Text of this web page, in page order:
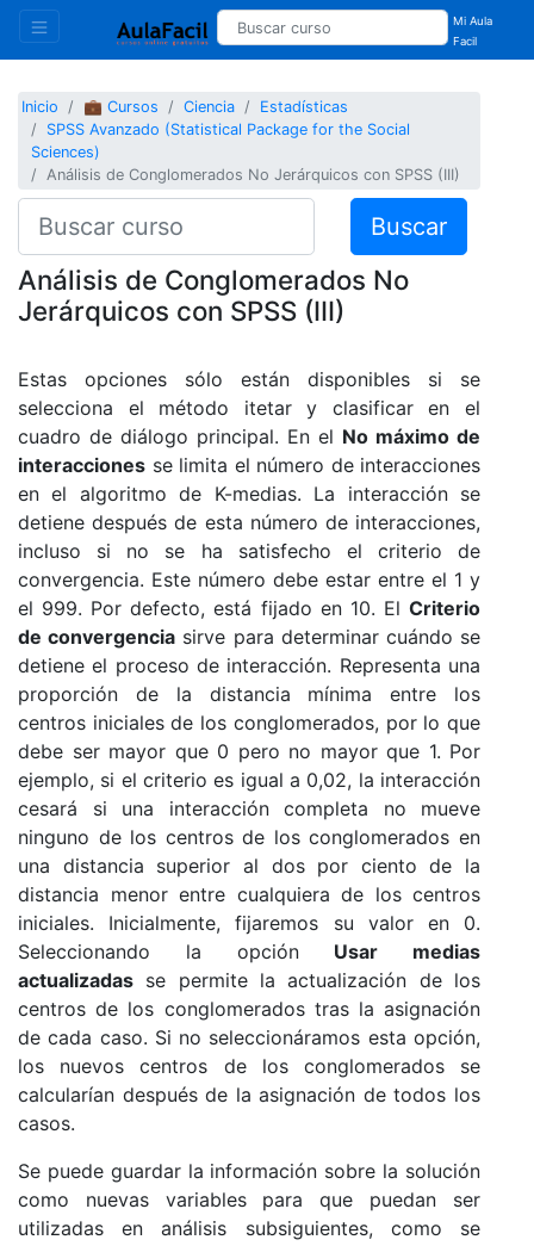
Mi Aula
Facil
Inicio 💼 Cursos Ciencia
Estadísticas
SPSS Avanzado (Statistical Package for the Social
Sciences)
Análisis de Conglomerados No Jerárquicos con SPSS (III)
Buscar
Análisis de Conglomerados No
Jerárquicos con SPSS (III)
Estas opciones sólo están disponibles si se
selecciona el método itetar y clasificar en el
cuadro de diálogo principal. En el No máximo de
interacciones se limita el número de interacciones
en el algoritmo de K-medias. La interacción se
detiene después de esta número de interacciones,
incluso si no se ha satisfecho el criterio de
convergencia. Este número debe estar entre el 1 y
el 999. Por defecto, está fijado en 10. El Criterio
de convergencia sirve para determinar cuándo se
detiene el proceso de interacción. Representa una
proporción de la distancia mínima entre los
centros iniciales de los conglomerados, por lo que
debe ser mayor que 0 pero no mayor que 1. Por
ejemplo, si el criterio es igual a 0,02, la interacción
cesará si una interacción completa no mueve
ninguno de los centros de los conglomerados en
una distancia superior al dos por ciento de la
distancia menor entre cualquiera de los centros
iniciales. Inicialmente, fijaremos su valor en 0.
Seleccionando la opción Usar medias
actualizadas se permite la actualización de los
centros de los conglomerados tras la asignación
de cada caso. Si no seleccionáramos esta opción,
los nuevos centros de los conglomerados se
calcularían después de la asignación de todos los
casos.
Se puede guardar la información sobre la solución
como nuevas variables para que puedan ser
utilizadas en análisis subsiguientes, como se